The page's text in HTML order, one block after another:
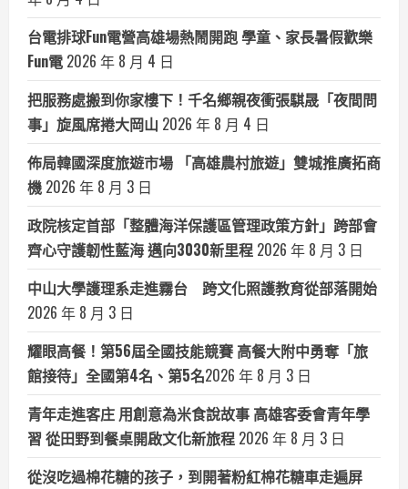
台電排球Fun電營高雄場熱鬧開跑 學童、家長暑假歡樂
Fun電 2026 年 8 月 4 日
把服務處搬到你家樓下！千名鄉親夜衝張騏晟「夜間問
事」旋風席捲大岡山 2026 年 8 月 4 日
佈局韓國深度旅遊市場 「高雄農村旅遊」雙城推廣拓商
機 2026 年 8 月 3 日
政院核定首部「整體海洋保護區管理政策方針」跨部會
齊心守護韌性藍海 邁向3030新里程 2026 年 8 月 3 日
中山大學護理系走進霧台 跨文化照護教育從部落開始
2026 年 8 月 3 日
耀眼高餐！第56屆全國技能競賽 高餐大附中勇奪「旅
館接待」全國第4名、第5名​2026 年 8 月 3 日
青年走進客庄 用創意為米食說故事 高雄客委會青年學
習 從田野到餐桌開啟文化新旅程 2026 年 8 月 3 日
從沒吃過棉花糖的孩子，到開著粉紅棉花糖車走遍屏